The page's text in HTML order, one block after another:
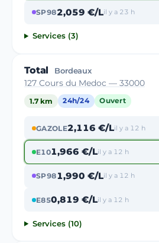
SP982,059 €/Lil y a 23 h
Services (3)
Total Bordeaux
127 Cours du Medoc — 33000
1.7 km 24h/24 Ouvert
GAZOLE2,116 €/Lil y a 12 h
E101,966 €/Lil y a 12 h
SP981,990 €/Lil y a 12 h
E850,819 €/Lil y a 12 h
Services (10)